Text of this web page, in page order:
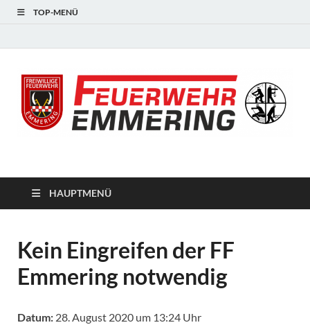
TOP-MENÜ
HAUPTMENÜ
Kein Eingreifen der FF
Emmering notwendig
Datum: 28. August 2020 um 13:24 Uhr